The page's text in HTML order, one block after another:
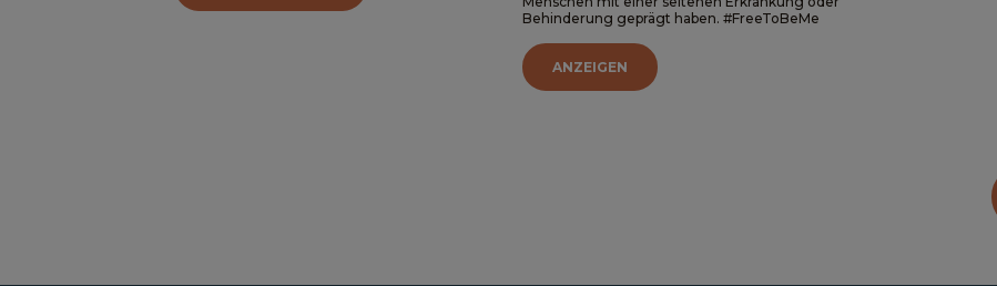
Behinderung geprägt haben. #FreeToBeMe
ANZEIGEN